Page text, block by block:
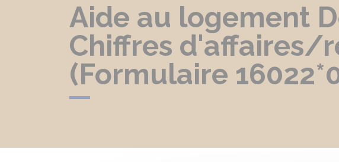
Aide au logement
Chiffres d'affaires/
(Formulaire